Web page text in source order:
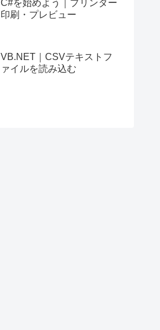
C#を始めよう｜プリンター
印刷・プレビュー
VB.NET｜CSVテキストフ
ァイルを読み込む